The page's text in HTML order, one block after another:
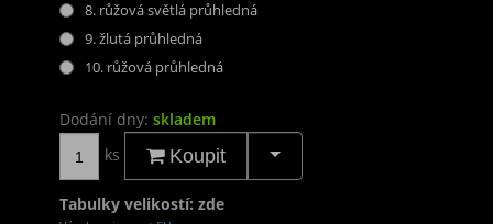
8. růžová světlá průhledná
9. žlutá průhledná
10. růžová průhledná
Dodání dny: skladem
ks
Koupit
Tabulky velikostí: zde